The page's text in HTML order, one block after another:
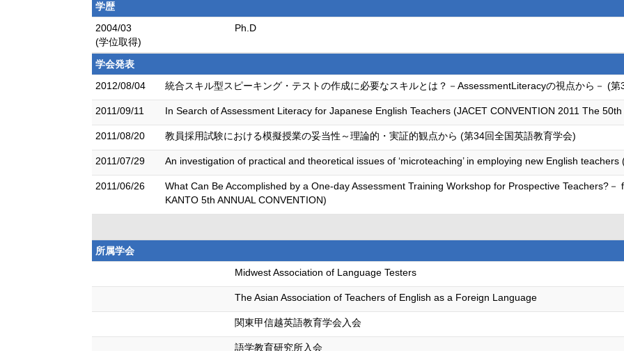
学歴
2004/03
(学位取得)
Ph.D
学会発表
2012/08/04
統合スキル型スピーキング・テストの作成に必要なスキルとは？－AssessmentLiteracyの視点から－ (
2011/09/11 In Search of Assessment Literacy for Japanese English Teachers (JACET CONVENTION 2011 The
2011/08/20 教員採用試験における模擬授業の妥当性～理論的・実証的観点から (第34回全国英語教育学会)
2011/07/29 An investigation of practical and theoretical issues of ‘microteaching’ in employing new English teachers
2011/06/26
What Can Be Accomplished by a One-day Assessment Training Workshop for Prospective Teachers?
KANTO 5th ANNUAL CONVENTION)
所属学会
Midwest Association of Language Testers
The Asian Association of Teachers of English as a Foreign Language
関東甲信越英語教育学会入会
語学教育研究所入会